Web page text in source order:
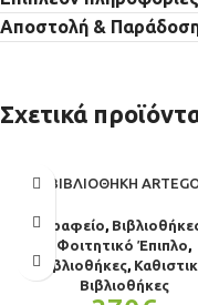
Αποστολή &
Σχετικά
ΒΙΒΛΙΟΘΉΚΗ
Γραφείο,
Φοιτητικό Έπιπλο,
Βιβλιοθήκες,
Βιβλιοθήκες